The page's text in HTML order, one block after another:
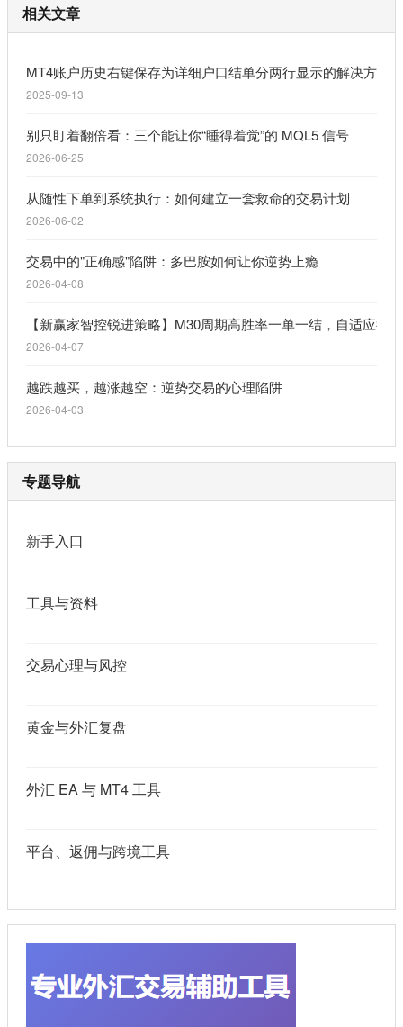
相关文章
MT4账户历史右键保存为详细户口结单分两行显示的解决方案
2025-09-13
别只盯着翻倍看：三个能让你“睡得着觉”的 MQL5 信号
2026-06-25
从随性下单到系统执行：如何建立一套救命的交易计划
2026-06-02
交易中的"正确感"陷阱：多巴胺如何让你逆势上瘾
2026-04-08
【新赢家智控锐进策略】M30周期高胜率一单一结，自适应行
2026-04-07
越跌越买，越涨越空：逆势交易的心理陷阱
2026-04-03
专题导航
新手入口
工具与资料
交易心理与风控
黄金与外汇复盘
外汇 EA 与 MT4 工具
平台、返佣与跨境工具